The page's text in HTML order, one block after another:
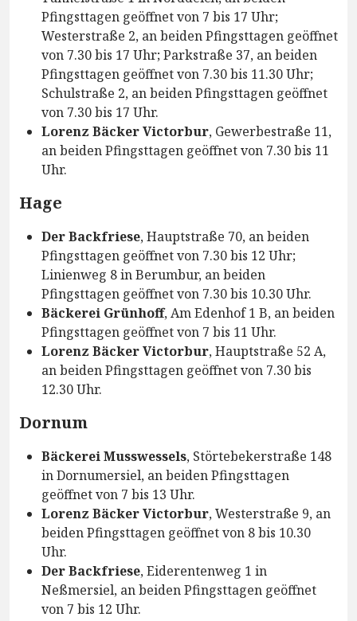
Pfingsttagen geöffnet von 7 bis 17 Uhr;
Westerstraße 2, an beiden Pfingsttagen geöffnet
von 7.30 bis 17 Uhr; Parkstraße 37, an beiden
Pfingsttagen geöffnet von 7.30 bis 11.30 Uhr;
Schulstraße 2, an beiden Pfingsttagen geöffnet
von 7.30 bis 17 Uhr.
Lorenz Bäcker Victorbur, Gewerbestraße 11,
an beiden Pfingsttagen geöffnet von 7.30 bis 11
Uhr.
Hage
Der Backfriese, Hauptstraße 70, an beiden
Pfingsttagen geöffnet von 7.30 bis 12 Uhr;
Linienweg 8 in Berumbur, an beiden
Pfingsttagen geöffnet von 7.30 bis 10.30 Uhr.
Bäckerei Grünhoff, Am Edenhof 1 B, an beiden
Pfingsttagen geöffnet von 7 bis 11 Uhr.
Lorenz Bäcker Victorbur, Hauptstraße 52 A,
an beiden Pfingsttagen geöffnet von 7.30 bis
12.30 Uhr.
Dornum
Bäckerei Musswessels, Störtebekerstraße 148
in Dornumersiel, an beiden Pfingsttagen
geöffnet von 7 bis 13 Uhr.
Lorenz Bäcker Victorbur, Westerstraße 9, an
beiden Pfingsttagen geöffnet von 8 bis 10.30
Uhr.
Der Backfriese, Eiderentenweg 1 in
Neßmersiel, an beiden Pfingsttagen geöffnet
von 7 bis 12 Uhr.